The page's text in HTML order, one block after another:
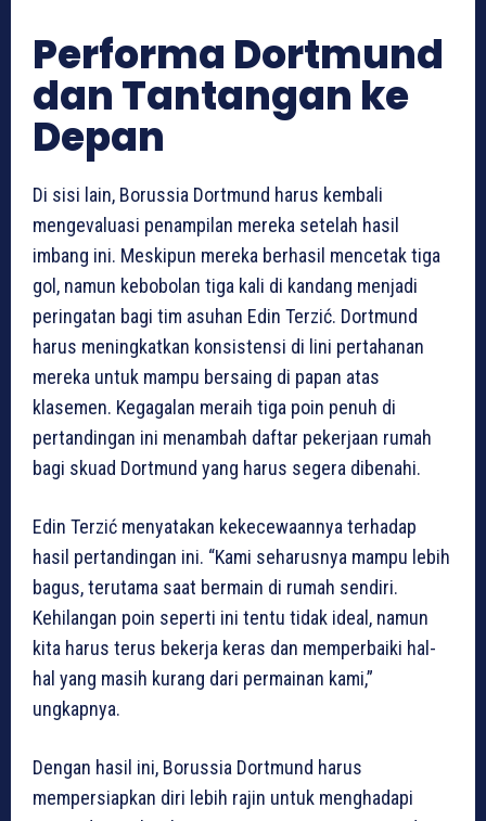
Performa Dortmund
dan Tantangan ke
Depan
Di sisi lain, Borussia Dortmund harus kembali
mengevaluasi penampilan mereka setelah hasil
imbang ini. Meskipun mereka berhasil mencetak tiga
gol, namun kebobolan tiga kali di kandang menjadi
peringatan bagi tim asuhan Edin Terzić. Dortmund
harus meningkatkan konsistensi di lini pertahanan
mereka untuk mampu bersaing di papan atas
klasemen. Kegagalan meraih tiga poin penuh di
pertandingan ini menambah daftar pekerjaan rumah
bagi skuad Dortmund yang harus segera dibenahi.
Edin Terzić menyatakan kekecewaannya terhadap
hasil pertandingan ini. “Kami seharusnya mampu lebih
bagus, terutama saat bermain di rumah sendiri.
Kehilangan poin seperti ini tentu tidak ideal, namun
kita harus terus bekerja keras dan memperbaiki hal-
hal yang masih kurang dari permainan kami,”
ungkapnya.
Dengan hasil ini, Borussia Dortmund harus
mempersiapkan diri lebih rajin untuk menghadapi